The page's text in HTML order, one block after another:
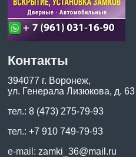
Контакты
394077 г. Воронеж,
ул. Генерала Лизюкова, д. 63
тел.:8 (473) 275-79-93
тел.:+7 910 749-79-93
e-mail: zamki_36@mail.ru